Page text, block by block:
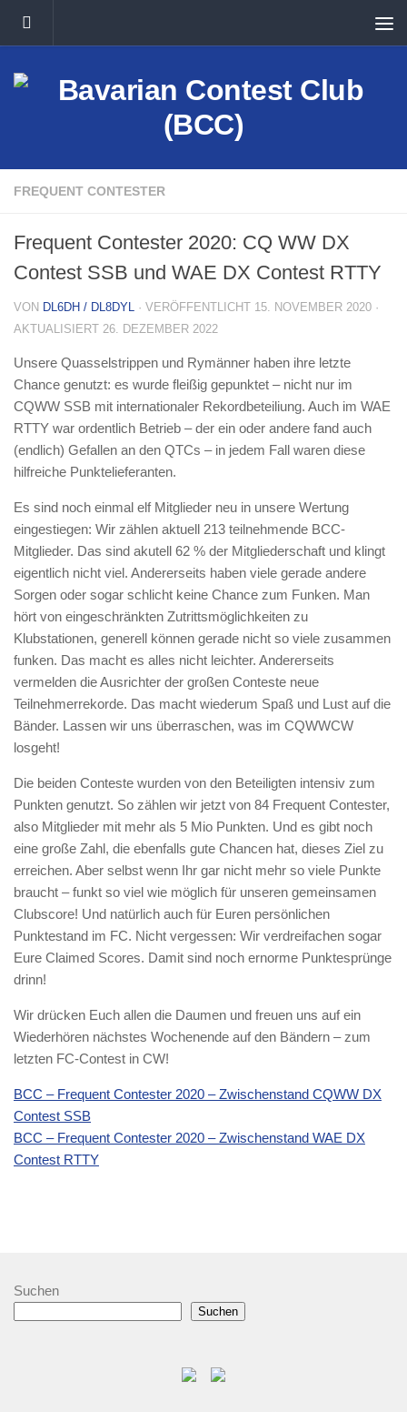
Unter dem Inhalt
FREQUENT CONTESTER
Frequent Contester 2020: CQ WW DX
Contest SSB und WAE DX Contest RTTY
VON DL6DH / DL8DYL · VERÖFFENTLICHT 15. NOVEMBER 2020 ·
AKTUALISIERT 26. DEZEMBER 2022
Unsere Quasselstrippen und Rymänner haben ihre letzte
Chance genutzt: es wurde fleißig gepunktet – nicht nur im
CQWW SSB mit internationaler Rekordbeteiliung. Auch im WAE
RTTY war ordentlich Betrieb – der ein oder andere fand auch
(endlich) Gefallen an den QTCs – in jedem Fall waren diese
hilfreiche Punktelieferanten.
Es sind noch einmal elf Mitglieder neu in unsere Wertung
eingestiegen: Wir zählen aktuell 213 teilnehmende BCC-
Mitglieder. Das sind akutell 62 % der Mitgliederschaft und klingt
eigentlich nicht viel. Andererseits haben viele gerade andere
Sorgen oder sogar schlicht keine Chance zum Funken. Man
hört von eingeschränkten Zutrittsmöglichkeiten zu
Klubstationen, generell können gerade nicht so viele zusammen
funken. Das macht es alles nicht leichter. Andererseits
vermelden die Ausrichter der großen Conteste neue
Teilnehmerrekorde. Das macht wiederum Spaß und Lust auf die
Bänder. Lassen wir uns überraschen, was im CQWWCW
losgeht!
Die beiden Conteste wurden von den Beteiligten intensiv zum
Punkten genutzt. So zählen wir jetzt von 84 Frequent Contester,
also Mitglieder mit mehr als 5 Mio Punkten. Und es gibt noch
eine große Zahl, die ebenfalls gute Chancen hat, dieses Ziel zu
erreichen. Aber selbst wenn Ihr gar nicht mehr so viele Punkte
braucht – funkt so viel wie möglich für unseren gemeinsamen
Clubscore! Und natürlich auch für Euren persönlichen
Punktestand im FC. Nicht vergessen: Wir verdreifachen sogar
Eure Claimed Scores. Damit sind noch ernorme Punktesprünge
drinn!
Wir drücken Euch allen die Daumen und freuen uns auf ein
Wiederhören nächstes Wochenende auf den Bändern – zum
letzten FC-Contest in CW!
BCC – Frequent Contester 2020 – Zwischenstand CQWW DX
Contest SSB
BCC – Frequent Contester 2020 – Zwischenstand WAE DX
Contest RTTY
Suchen
Suchen